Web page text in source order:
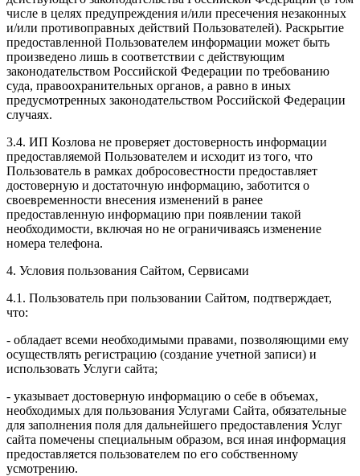
числе в целях предупреждения и/или пресечения незаконных
и/или противоправных действий Пользователей). Раскрытие
предоставленной Пользователем информации может быть
произведено лишь в соответствии с действующим
законодательством Российской Федерации по требованию
суда, правоохранительных органов, а равно в иных
предусмотренных законодательством Российской Федерации
случаях.
3.4. ИП Козлова не проверяет достоверность информации
предоставляемой Пользователем и исходит из того, что
Пользователь в рамках добросовестности предоставляет
достоверную и достаточную информацию, заботится о
своевременности внесения изменений в ранее
предоставленную информацию при появлении такой
необходимости, включая но не ограничиваясь изменение
номера телефона.
4. Условия пользования Сайтом, Сервисами
4.1. Пользователь при пользовании Сайтом, подтверждает,
что:
- обладает всеми необходимыми правами, позволяющими ему
осуществлять регистрацию (создание учетной записи) и
использовать Услуги сайта;
- указывает достоверную информацию о себе в объемах,
необходимых для пользования Услугами Сайта, обязательные
для заполнения поля для дальнейшего предоставления Услуг
сайта помечены специальным образом, вся иная информация
предоставляется пользователем по его собственному
усмотрению.